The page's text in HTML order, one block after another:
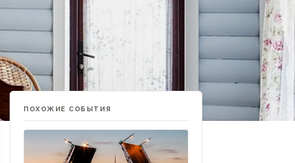
ПОХОЖИЕ СОБЫТИЯ